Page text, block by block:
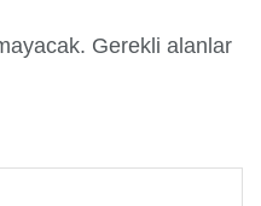
Gerekli alanlar